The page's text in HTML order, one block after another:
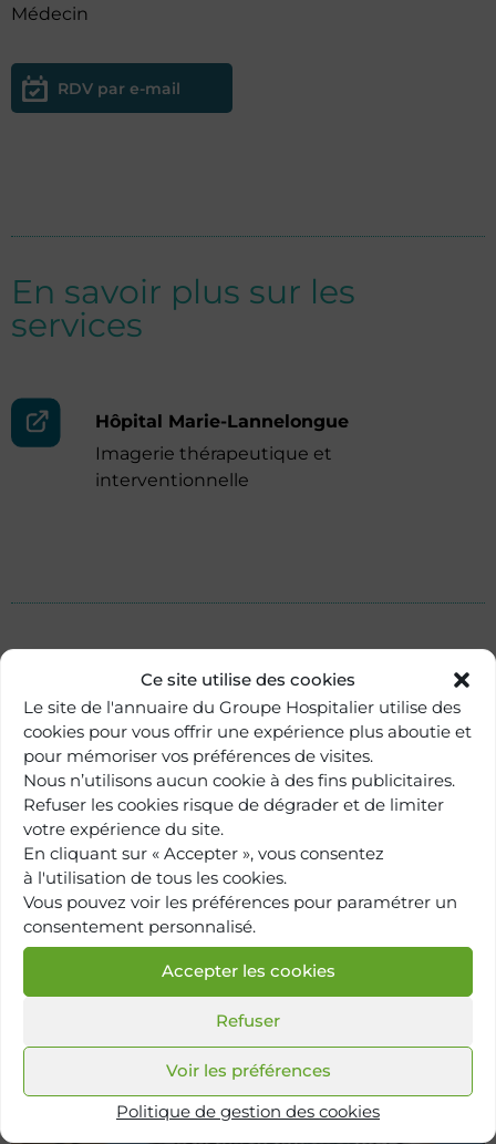
Ce site utilise des cookies
Le site de l'annuaire du Groupe Hospitalier utilise des
cookies pour vous offrir une expérience plus aboutie et
pour mémoriser vos préférences de visites.
Nous n’utilisons aucun cookie à des fins publicitaires.
Refuser les cookies risque de dégrader et de limiter
votre expérience du site.
En cliquant sur « Accepter », vous consentez
à l'utilisation de tous les cookies.
Vous pouvez voir les préférences pour paramétrer un
consentement personnalisé.
Accepter les cookies
Refuser
Voir les préférences
Politique de gestion des cookies
Médecin
RDV par e-mail
En savoir plus sur les
services
Hôpital Marie-Lannelongue
Imagerie thérapeutique et
interventionnelle
Retour à
l'annuaire